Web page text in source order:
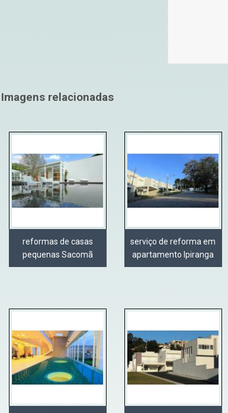
Imagens relacionadas
reformas de casas
pequenas Sacomã
serviço de reforma em
apartamento Ipiranga